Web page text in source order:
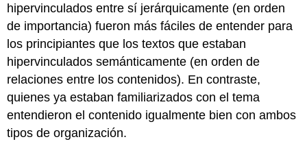
hipervinculados entre sí jerárquicamente (en orden
de importancia) fueron más fáciles de entender para
los principiantes que los textos que estaban
hipervinculados semánticamente (en orden de
relaciones entre los contenidos). En contraste,
quienes ya estaban familiarizados con el tema
entendieron el contenido igualmente bien con ambos
tipos de organización.